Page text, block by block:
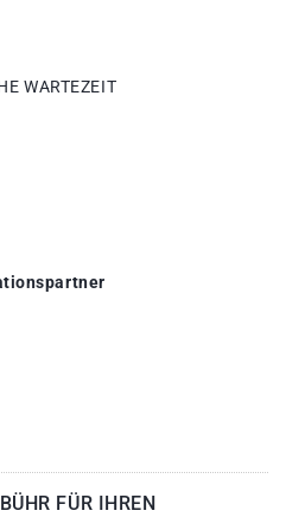
WARTEZEIT
FÜR IHREN